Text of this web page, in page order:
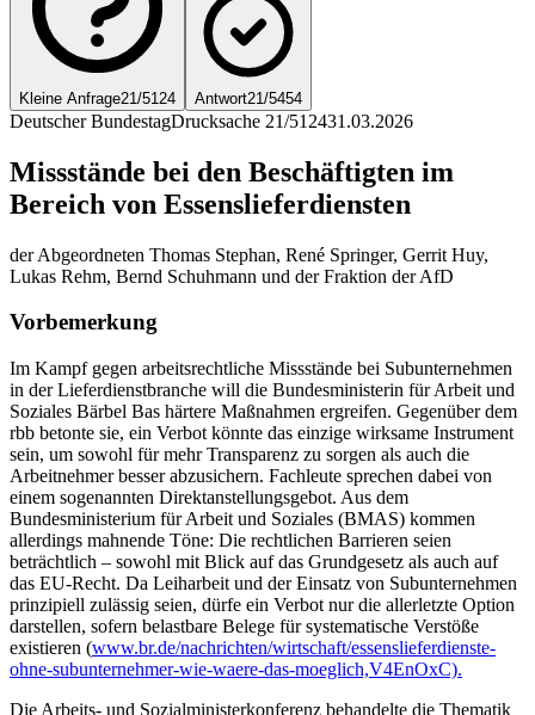
Kleine Anfrage21/5124 Antwort21/5454
Deutscher BundestagDrucksache 21/512431.03.2026
Missstände bei den Beschäftigten im
Bereich von Essenslieferdiensten
der Abgeordneten Thomas Stephan, René Springer, Gerrit Huy,
Lukas Rehm, Bernd Schuhmann und der Fraktion der AfD
Vorbemerkung
Im Kampf gegen arbeitsrechtliche Missstände bei Subunternehmen
in der Lieferdienstbranche will die Bundesministerin für Arbeit und
Soziales Bärbel Bas härtere Maßnahmen ergreifen. Gegenüber dem
rbb betonte sie, ein Verbot könnte das einzige wirksame Instrument
sein, um sowohl für mehr Transparenz zu sorgen als auch die
Arbeitnehmer besser abzusichern. Fachleute sprechen dabei von
einem sogenannten Direktanstellungsgebot. Aus dem
Bundesministerium für Arbeit und Soziales (BMAS) kommen
allerdings mahnende Töne: Die rechtlichen Barrieren seien
beträchtlich – sowohl mit Blick auf das Grundgesetz als auch auf
das EU-Recht. Da Leiharbeit und der Einsatz von Subunternehmen
prinzipiell zulässig seien, dürfe ein Verbot nur die allerletzte Option
darstellen, sofern belastbare Belege für systematische Verstöße
existieren (www.br.de/nachrichten/wirtschaft/essenslieferdienste-
ohne-subunternehmer-wie-waere-das-moeglich,V4EnOxC).
Die Arbeits- und Sozialministerkonferenz behandelte die Thematik